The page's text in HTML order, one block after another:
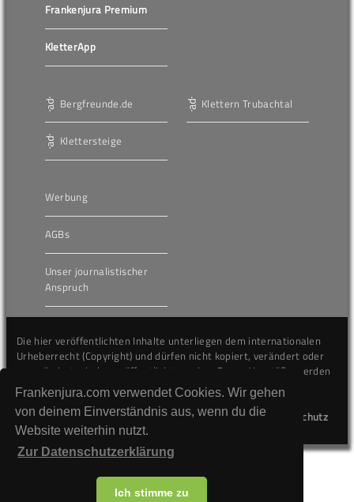
Frankenjura.com verwendet Cookies. Wir gehen
von deinem Einverständnis aus, wenn du die
Website weiterhin nutzt.
Zur Datenschutzerklärung
Ich stimme zu
Frankenjura Premium
KletterApp
Bergfreunde.de
Klettersteige
Klettern Trubachtal
Werbung
AGBs
Unser journalistischer
Anspruch
Die hier veröffentlichten Inhalte unterliegen dem internationalen
Urheberrecht (Copyright) und dürfen nicht kopiert, verändert oder
unverändert wiederveröffentlicht werden. Gegen Verstöße werden
wir auf juristischem Wege vorgehen.
Kontakt
Impressum Datenschutz